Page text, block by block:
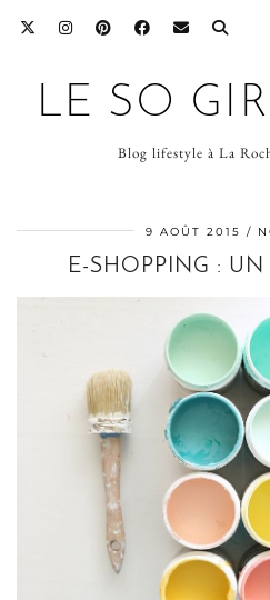
LE SO
Blog lifestyle à La
9 AOÛT 2015
E-SHOPPING :